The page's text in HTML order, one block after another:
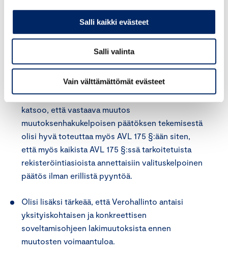
Salli kaikki evästeet
Salli valinta
Vain välttämättömät evästeet
suoraan muutoksenhakukelpoinen päätös.
menettelyä. Tämä vähentäisi sekä verovelvollisen
että välittäjän hallinnollista taakkaa ja pienentäisi
myös Verohallinnon työmäärää.
Keskuskauppakamari kannattaa ehdotusta ja
katsoo, että vastaava muutos
muutoksenhakukelpoisen päätöksen tekemisestä
olisi hyvä toteuttaa myös AVL 175 §:ään siten,
että myös kaikista AVL 175 §:ssä tarkoitetuista
rekisteröintiasioista annettaisiin valituskelpoinen
päätös ilman erillistä pyyntöä.
Olisi lisäksi tärkeää, että Verohallinto antaisi
yksityiskohtaisen ja konkreettisen
soveltamisohjeen lakimuutoksista ennen
muutosten voimaantuloa.